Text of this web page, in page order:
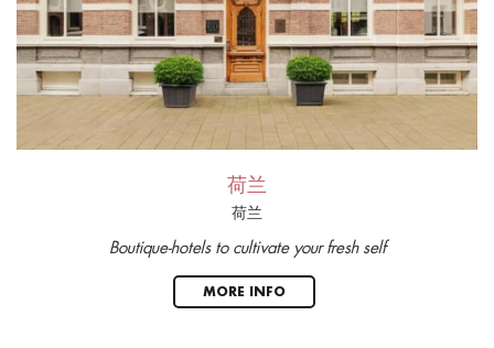
荷兰
荷兰
Boutique-hotels to cultivate your fresh self
MORE INFO